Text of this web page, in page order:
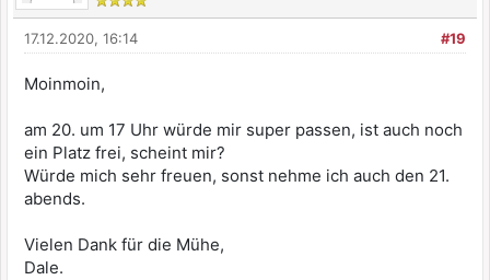
#19
17.12.2020, 16:14
Moinmoin,
am 20. um 17 Uhr würde mir super passen, ist auch noch
ein Platz frei, scheint mir?
Würde mich sehr freuen, sonst nehme ich auch den 21.
abends.
Vielen Dank für die Mühe,
Dale.